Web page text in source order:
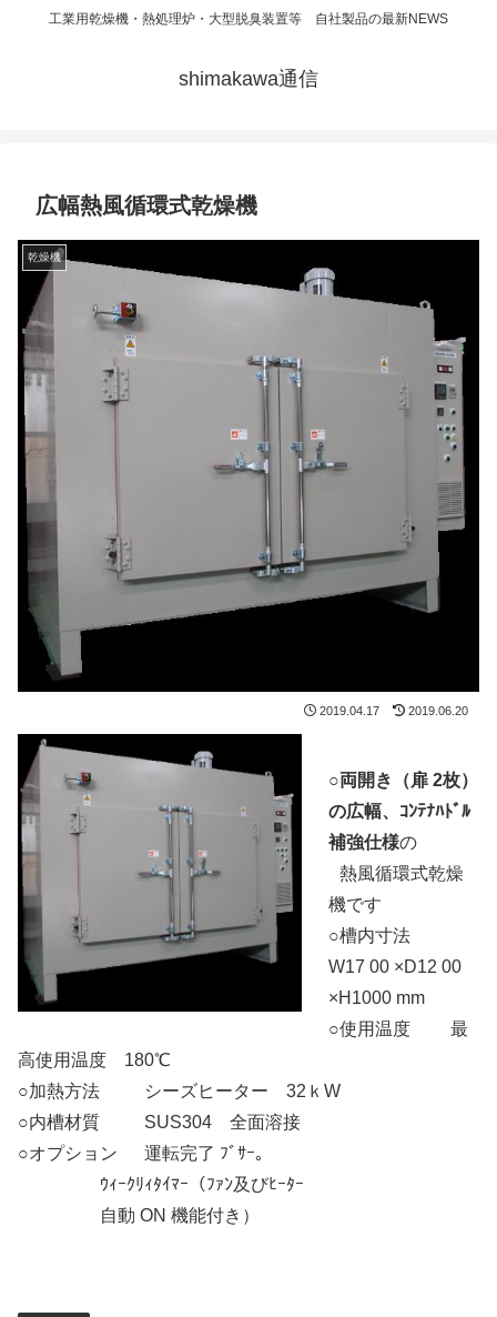
工業用乾燥機・熱処理炉・大型脱臭装置等 自社製品の最新NEWS
shimakawa通信
広幅熱風循環式乾燥機
乾燥機
2019.04.17 2019.06.20
○両開き（扉 2枚）
の広幅、ｺﾝﾃﾅﾊﾄﾞﾙ
補強仕様の
熱風循環式乾燥
機です
○槽内寸法
W17 00 ×D12 00
×H1000 mm
○使用温度 最
高使用温度 180℃
○加熱方法 シーズヒーター 32ｋW
○内槽材質 SUS304 全面溶接
○オプション 運転完了 ﾌﾞｻｰ。
ｳｨｰｸﾘｨﾀｲﾏｰ（ﾌｧﾝ及びﾋｰﾀｰ
自動 ON 機能付き）